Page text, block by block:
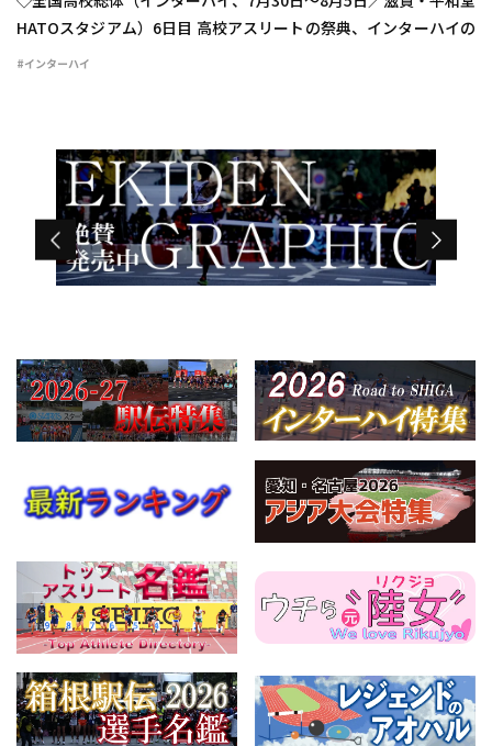
HATOスタジアム）6日目 高校アスリートの祭典、インターハイの
6日目が行われ、女子4×100mリレーは市柏（千葉）が45秒41で
#インターハイ